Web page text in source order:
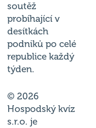
soutěž
probíhající v
desítkách
podniků po celé
republice každý
týden.
© 2026
Hospodský kvíz
s.r.o. je